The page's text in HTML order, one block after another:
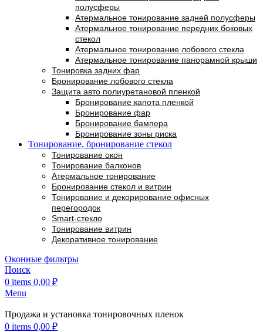
полусферы
Атермальное тонирование задней полусферы
Атермальное тонирование передних боковых
стекол
Атермальное тонирование лобового стекла
Атермальное тонирование панорамной крыши
Тонировка задних фар
Бронирование лобового стекла
Защита авто полиуретановой пленкой
Бронирование капота пленкой
Бронирование фар
Бронирование бампера
Бронирование зоны риска
Тонирование, бронирование стекол
Тонирование окон
Тонирование балконов
Атермальное тонирование
Бронирование стекол и витрин
Тонирование и декорирование офисных
перегородок
Smart-стекло
Тонирование витрин
Декоративное тонирование
Оконные фильтры
Поиск
0 items 0,00 ₽
Menu
Продажа и установка тонировочных пленок
0 items 0,00 ₽
Click to enlarge